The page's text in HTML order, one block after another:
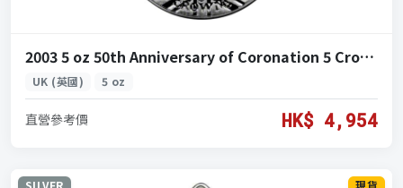
2003 5 oz 50th Anniversary of Coronation 5 Crowns Silver Coin (2003 女王加冕50週年 5皇冠 5盎司 銀幣)
UK (英國) 5 oz
直營參考價 HK$ 4,954
SILVER 現貨